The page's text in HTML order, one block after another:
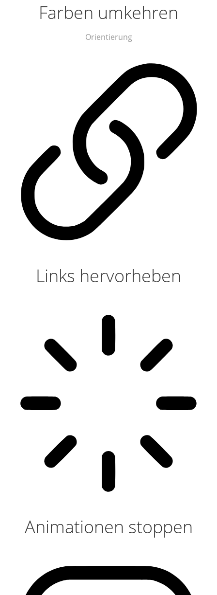
Farben umkehren
Orientierung
Links hervorheben
Animationen stoppen